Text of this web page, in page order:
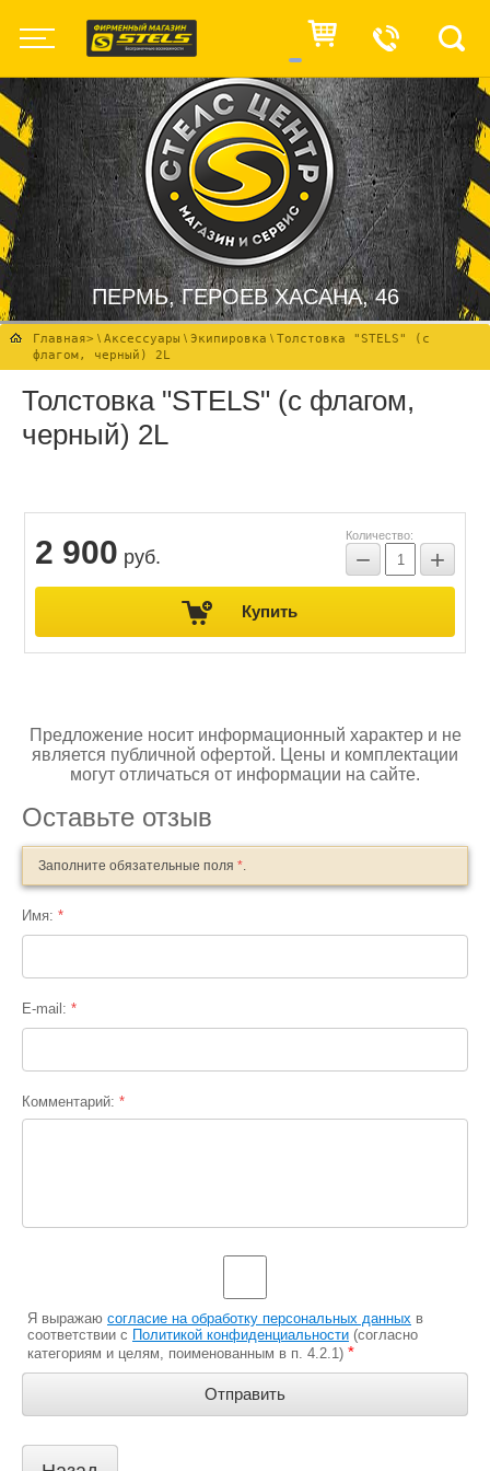
ПЕРМЬ, ГЕРОЕВ ХАСАНА, 46
Главная> \ Аксессуары \ Экипировка \ Толстовка "STELS" (с
флагом, черный) 2L
Толстовка "STELS" (с флагом,
черный) 2L
2 900 руб.
Количество:
− +
Купить
Предложение носит информационный характер и не
является публичной офертой. Цены и комплектации
могут отличаться от информации на сайте.
Оставьте отзыв
Заполните обязательные поля *.
Имя: *
E-mail: *
Комментарий: *
Я выражаю согласие на обработку персональных данных в
соответствии с Политикой конфиденциальности (согласно
категориям и целям, поименованным в п. 4.2.1) *